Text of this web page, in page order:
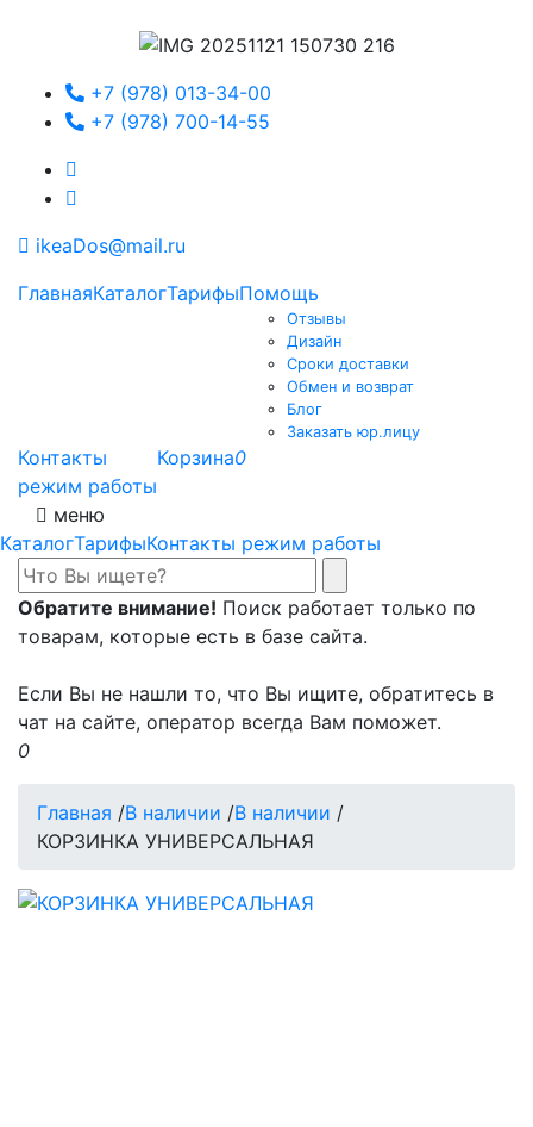
+7 (978) 013-34-00
+7 (978) 700-14-55
ikeaDos@mail.ru
ГлавнаяКаталогТарифыПомощь
Отзывы
Дизайн
Сроки доставки
Обмен и возврат
Блог
Заказать юр.лицу
Контакты
режим работы
Корзина0
меню
КаталогТарифыКонтакты режим работы
Обратите внимание! Поиск работает только по
товарам, которые есть в базе сайта.
Если Вы не нашли то, что Вы ищите, обратитесь в
чат на сайте, оператор всегда Вам поможет.
0
Главная /В наличии /В наличии /
КОРЗИНКА УНИВЕРСАЛЬНАЯ